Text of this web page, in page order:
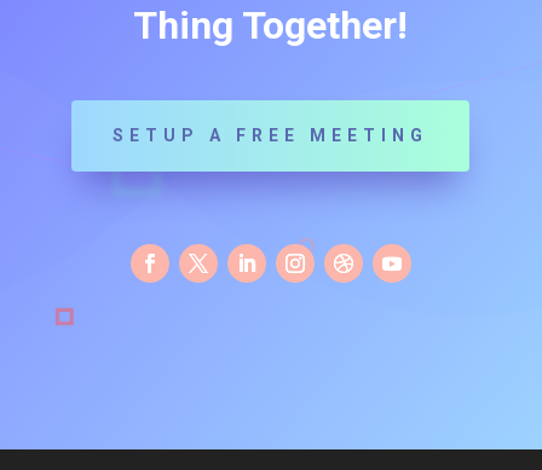
Thing Together!
SETUP A FREE MEETING